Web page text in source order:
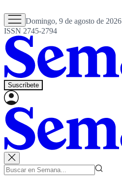
Domingo, 9 de agosto de 2026
ISSN 2745-2794
Suscríbete